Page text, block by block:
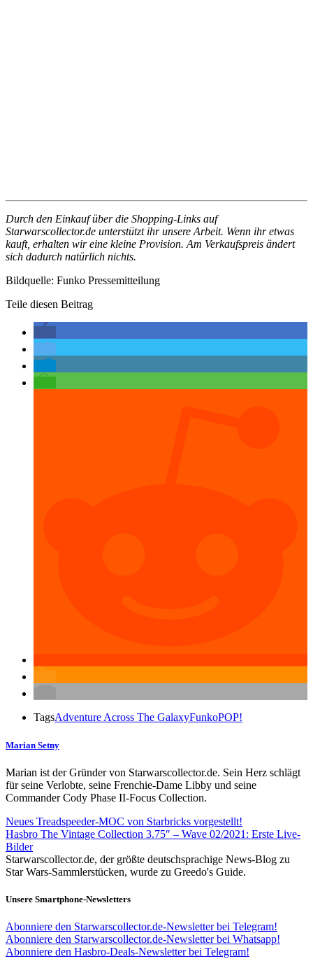
Durch den Einkauf über die Shopping-Links auf
Starwarscollector.de unterstützt ihr unsere Arbeit. Wenn ihr etwas
kauft, erhalten wir eine kleine Provision. Am Verkaufspreis ändert
sich dadurch natürlich nichts.
Bildquelle: Funko Pressemitteilung
Teile diesen Beitrag
TagsAdventure Across The GalaxyFunkoPOP!
Marian Setny
Marian ist der Gründer von Starwarscollector.de. Sein Herz schlägt
für seine Verlobte, seine Frenchie-Dame Libby und seine
Commander Cody Phase II-Focus Collection.
Neues Treadspeeder-MOC von Starbricks vorgestellt!
Hasbro The Vintage Collection 3.75″ – Wave 02/2021: Erste Live-
Bilder
Starwarscollector.de, der größte deutschsprachige News-Blog zu
Star Wars-Sammlerstücken, wurde zu Greedo's Guide.
Unsere Smartphone-Newsletters
Abonniere den Starwarscollector.de-Newsletter bei Telegram!
Abonniere den Starwarscollector.de-Newsletter bei Whatsapp!
Abonniere den Hasbro-Deals-Newsletter bei Telegram!